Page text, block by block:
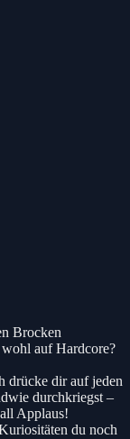
Brocken
auf Hardcore?
drücke dir auf jeden
durchkriegst –
Applaus!
du noch